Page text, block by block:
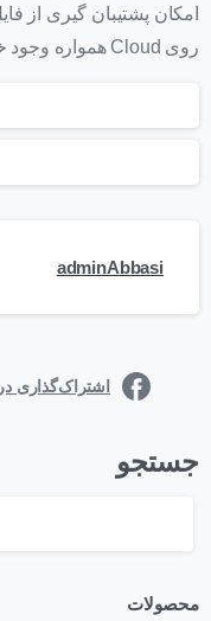
امکان پشتیبان گیری از
روی Cloud همواره وجود خواهد داشت.
adminAbbasi
اشتراک‌گذاری
جستجو
محصولات